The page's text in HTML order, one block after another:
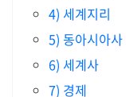
4) 세계지리
5) 동아시아사
6) 세계사
7) 경제